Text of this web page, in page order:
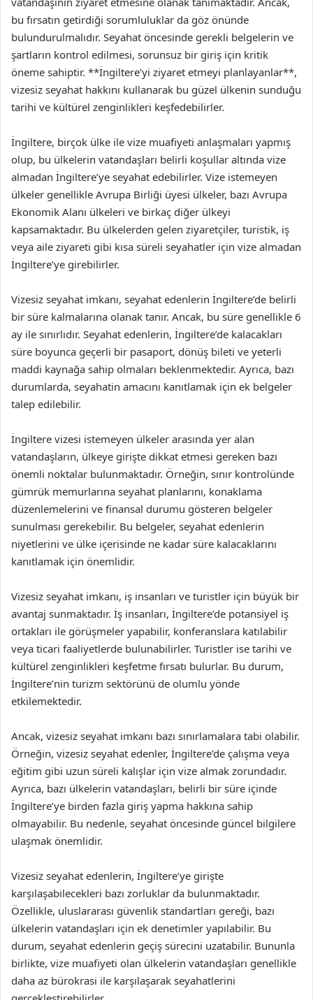
bu fırsatın getirdiği sorumluluklar da göz önünde
bulundurulmalıdır. Seyahat öncesinde gerekli belgelerin ve
şartların kontrol edilmesi, sorunsuz bir giriş için kritik
öneme sahiptir. **İngiltere’yi ziyaret etmeyi planlayanlar**,
vizesiz seyahat hakkını kullanarak bu güzel ülkenin sunduğu
tarihi ve kültürel zenginlikleri keşfedebilirler.
İngiltere, birçok ülke ile vize muafiyeti anlaşmaları yapmış
olup, bu ülkelerin vatandaşları belirli koşullar altında vize
almadan İngiltere’ye seyahat edebilirler. Vize istemeyen
ülkeler genellikle Avrupa Birliği üyesi ülkeler, bazı Avrupa
Ekonomik Alanı ülkeleri ve birkaç diğer ülkeyi
kapsamaktadır. Bu ülkelerden gelen ziyaretçiler, turistik, iş
veya aile ziyareti gibi kısa süreli seyahatler için vize almadan
İngiltere’ye girebilirler.
Vizesiz seyahat imkanı, seyahat edenlerin İngiltere’de belirli
bir süre kalmalarına olanak tanır. Ancak, bu süre genellikle 6
ay ile sınırlıdır. Seyahat edenlerin, İngiltere’de kalacakları
süre boyunca geçerli bir pasaport, dönüş bileti ve yeterli
maddi kaynağa sahip olmaları beklenmektedir. Ayrıca, bazı
durumlarda, seyahatin amacını kanıtlamak için ek belgeler
talep edilebilir.
İngiltere vizesi istemeyen ülkeler arasında yer alan
vatandaşların, ülkeye girişte dikkat etmesi gereken bazı
önemli noktalar bulunmaktadır. Örneğin, sınır kontrolünde
gümrük memurlarına seyahat planlarını, konaklama
düzenlemelerini ve finansal durumu gösteren belgeler
sunulması gerekebilir. Bu belgeler, seyahat edenlerin
niyetlerini ve ülke içerisinde ne kadar süre kalacaklarını
kanıtlamak için önemlidir.
Vizesiz seyahat imkanı, iş insanları ve turistler için büyük bir
avantaj sunmaktadır. İş insanları, İngiltere’de potansiyel iş
ortakları ile görüşmeler yapabilir, konferanslara katılabilir
veya ticari faaliyetlerde bulunabilirler. Turistler ise tarihi ve
kültürel zenginlikleri keşfetme fırsatı bulurlar. Bu durum,
İngiltere’nin turizm sektörünü de olumlu yönde
etkilemektedir.
Ancak, vizesiz seyahat imkanı bazı sınırlamalara tabi olabilir.
Örneğin, vizesiz seyahat edenler, İngiltere’de çalışma veya
eğitim gibi uzun süreli kalışlar için vize almak zorundadır.
Ayrıca, bazı ülkelerin vatandaşları, belirli bir süre içinde
İngiltere’ye birden fazla giriş yapma hakkına sahip
olmayabilir. Bu nedenle, seyahat öncesinde güncel bilgilere
ulaşmak önemlidir.
Vizesiz seyahat edenlerin, İngiltere’ye girişte
karşılaşabilecekleri bazı zorluklar da bulunmaktadır.
Özellikle, uluslararası güvenlik standartları gereği, bazı
ülkelerin vatandaşları için ek denetimler yapılabilir. Bu
durum, seyahat edenlerin geçiş sürecini uzatabilir. Bununla
birlikte, vize muafiyeti olan ülkelerin vatandaşları genellikle
daha az bürokrasi ile karşılaşarak seyahatlerini